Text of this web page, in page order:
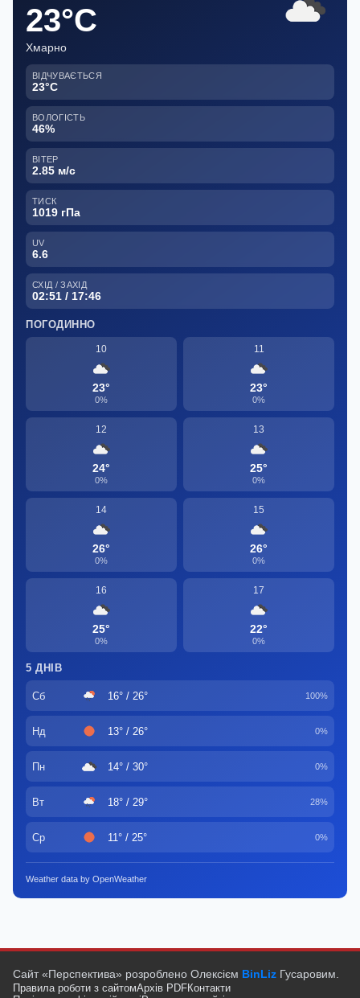
23°C
Хмарно
ВІДЧУВАЄТЬСЯ
23°C
ВОЛОГІСТЬ
46%
ВІТЕР
2.85 м/с
ТИСК
1019 гПа
UV
6.6
СХІД / ЗАХІД
02:51 / 17:46
ПОГОДИННО
10
23°
0%
11
23°
0%
12
24°
0%
13
25°
0%
14
26°
0%
15
26°
0%
16
25°
0%
17
22°
0%
5 ДНІВ
Сб 16° / 26° 100%
Нд 13° / 26° 0%
Пн 14° / 30° 0%
Вт 18° / 29° 28%
Ср 11° / 25° 0%
Weather data by OpenWeather
Сайт «Перспектива» розроблено Олексієм BinLiz Гусаровим.
Правила роботи з сайтомАрхів PDFКонтакти